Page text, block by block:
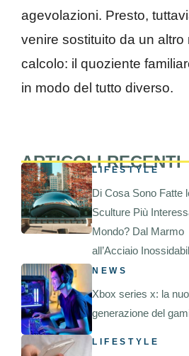
agevolazioni. Presto,
venire sostituito da un altro
calcolo: il quoziente
in modo del tutto diverso.
ARTICOLI RECENTI
LIFESTYLE
Di Cosa Sono Fatte
Sculture Più
Mondo? Dal Marmo
all’Acciaio
NEWS
Xbox series x: la
generazione del
LIFESTYLE